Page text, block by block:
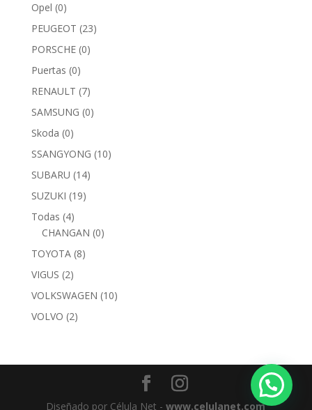
Opel (0)
PEUGEOT (23)
PORSCHE (0)
Puertas (0)
RENAULT (7)
SAMSUNG (0)
Skoda (0)
SSANGYONG (10)
SUBARU (14)
SUZUKI (19)
Todas (4)
CHANGAN (0)
TOYOTA (8)
VIGUS (2)
VOLKSWAGEN (10)
VOLVO (2)
Diseñado por Célula Net -www.celulanet.com